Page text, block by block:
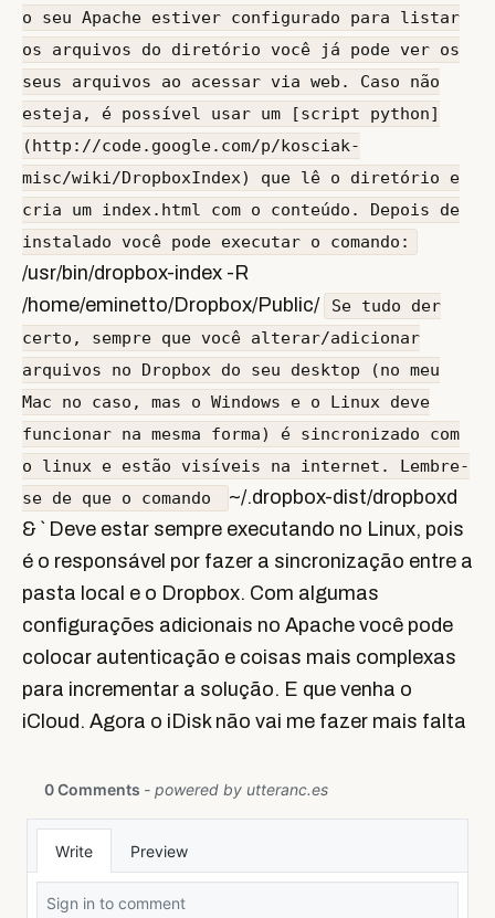
o seu Apache estiver configurado para listar
os arquivos do diretório você já pode ver os
seus arquivos ao acessar via web. Caso não
esteja, é possível usar um [script python]
(http://code.google.com/p/kosciak-
misc/wiki/DropboxIndex) que lê o diretório e
cria um index.html com o conteúdo. Depois de
instalado você pode executar o comando:
/usr/bin/dropbox-index -R
/home/eminetto/Dropbox/Public/
Se tudo der
certo, sempre que você alterar/adicionar
arquivos no Dropbox do seu desktop (no meu
Mac no caso, mas o Windows e o Linux deve
funcionar na mesma forma) é sincronizado com
o linux e estão visíveis na internet. Lembre-
se de que o comando
~/.dropbox-dist/dropboxd
& ` Deve estar sempre executando no Linux, pois
é o responsável por fazer a sincronização entre a
pasta local e o Dropbox. Com algumas
configurações adicionais no Apache você pode
colocar autenticação e coisas mais complexas
para incrementar a solução. E que venha o
iCloud. Agora o iDisk não vai me fazer mais falta